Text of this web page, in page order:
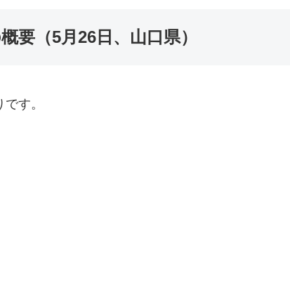
要（5月26日、山口県）
す。